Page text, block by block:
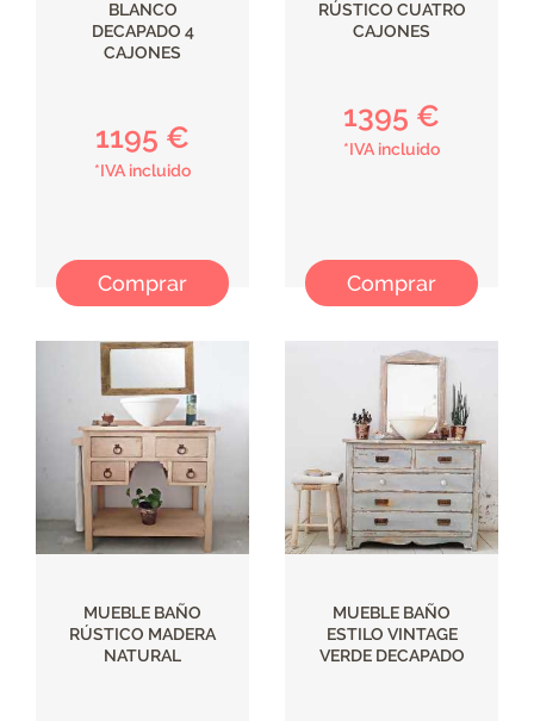
BLANCO
DECAPADO 4
CAJONES
1195 €
*IVA incluido
Comprar
RÚSTICO CUATRO
CAJONES
1395 €
*IVA incluido
Comprar
MUEBLE BAÑO
RÚSTICO MADERA
NATURAL
MUEBLE BAÑO
ESTILO VINTAGE
VERDE DECAPADO